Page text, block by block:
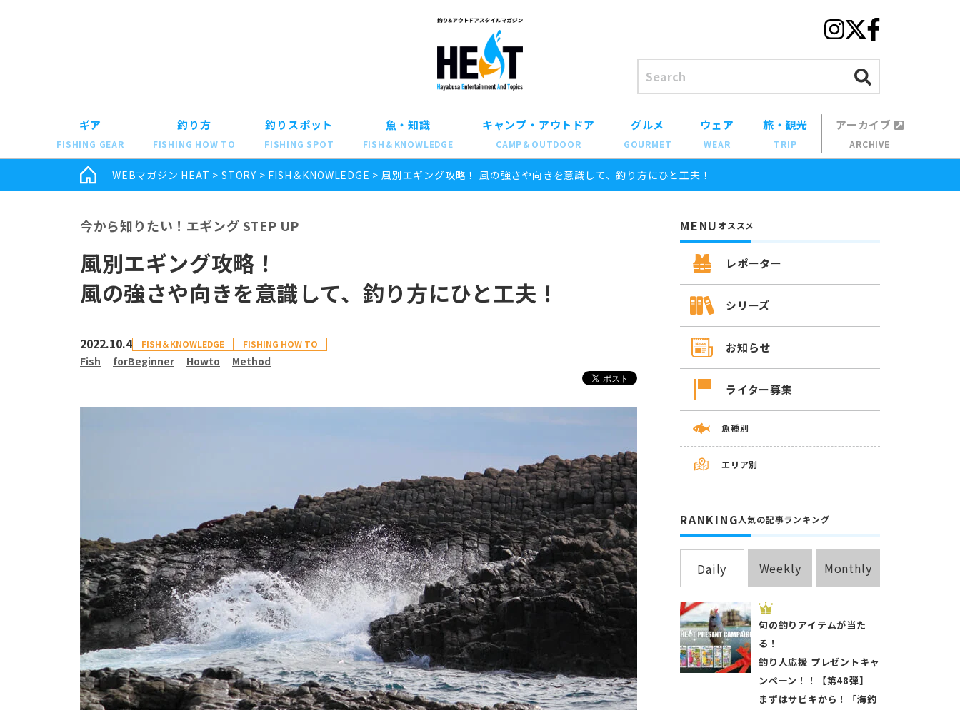
ギア
FISHING GEAR
釣り方
FISHING HOW TO
釣りスポット
FISHING SPOT
魚・知識
FISH＆KNOWLEDGE
キャンプ・アウトドア
CAMP＆OUTDOOR
グルメ
GOURMET
ウェア
WEAR
旅・観光
TRIP
アーカイブ
ARCHIVE
WEBマガジン HEAT >STORY > FISH＆KNOWLEDGE > 風別エギング攻略！ 風の強さや向きを意識して、釣り方にひと工夫！
今から知りたい！エギング STEP UP
風別エギング攻略！
風の強さや向きを意識して、釣り方にひと工夫！
2022.10.4 FISH＆KNOWLEDGE FISHING HOW TO
Fish forBeginner Howto Method
MENUオススメ
レポーター
シリーズ
お知らせ
ライター募集
魚種別
エリア別
RANKING人気の記事ランキング
Daily Weekly Monthly
旬の釣りアイテムが当た
る！
釣り人応援 プレゼントキャ
ンペーン！！【第48弾】
まずはサビキから！「海釣